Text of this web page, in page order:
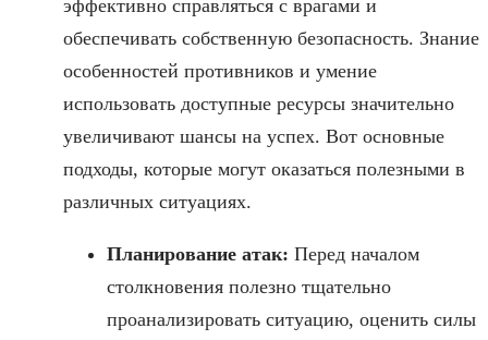
эффективно справляться с врагами и
обеспечивать собственную безопасность. Знание
особенностей противников и умение
использовать доступные ресурсы значительно
увеличивают шансы на успех. Вот основные
подходы, которые могут оказаться полезными в
различных ситуациях.
Планирование атак: Перед началом
столкновения полезно тщательно
проанализировать ситуацию, оценить силы